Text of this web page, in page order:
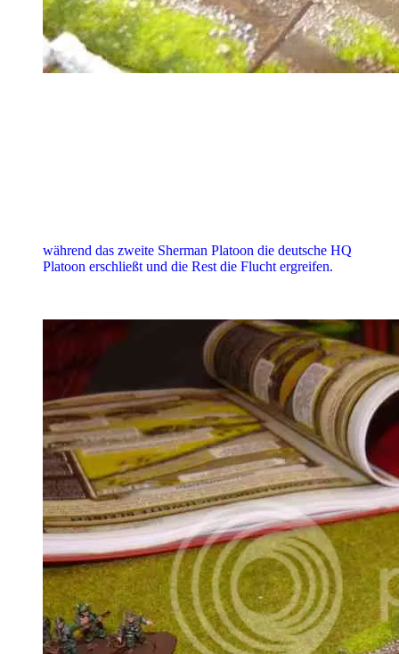
während das zweite Sherman Platoon die deutsche HQ
Platoon erschließt und die Rest die Flucht ergreifen.